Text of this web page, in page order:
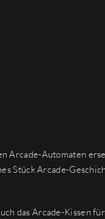
Arcade-Automaten
Stück Arcade-
das Arcade-Kissen